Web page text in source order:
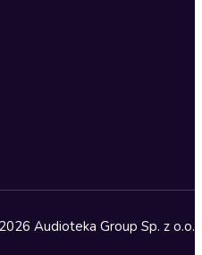
Audioteka Group Sp. z o.o.